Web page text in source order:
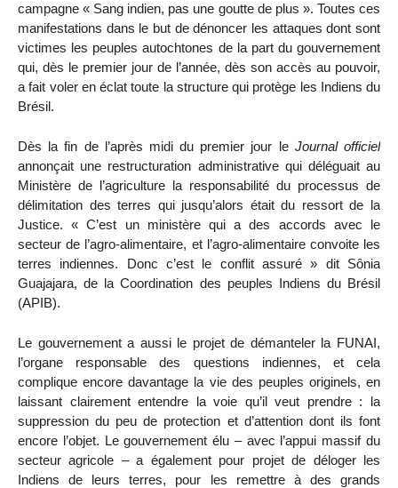
campagne « Sang indien, pas une goutte de plus ». Toutes ces
manifestations dans le but de dénoncer les attaques dont sont
victimes les peuples autochtones de la part du gouvernement
qui, dès le premier jour de l’année, dès son accès au pouvoir,
a fait voler en éclat toute la structure qui protège les Indiens du
Brésil.
Dès la fin de l’après midi du premier jour le Journal officiel
annonçait une restructuration administrative qui déléguait au
Ministère de l’agriculture la responsabilité du processus de
délimitation des terres qui jusqu’alors était du ressort de la
Justice. « C’est un ministère qui a des accords avec le
secteur de l’agro-alimentaire, et l’agro-alimentaire convoite les
terres indiennes. Donc c’est le conflit assuré » dit Sônia
Guajajara, de la Coordination des peuples Indiens du Brésil
(APIB).
Le gouvernement a aussi le projet de démanteler la FUNAI,
l’organe responsable des questions indiennes, et cela
complique encore davantage la vie des peuples originels, en
laissant clairement entendre la voie qu’il veut prendre : la
suppression du peu de protection et d’attention dont ils font
encore l’objet. Le gouvernement élu – avec l’appui massif du
secteur agricole – a également pour projet de déloger les
Indiens de leurs terres, pour les remettre à des grands